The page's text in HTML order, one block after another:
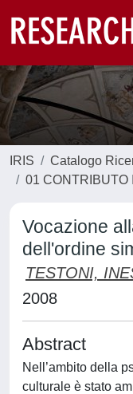
IRIS
Catalogo
01 CONTRIBUTO
Vocazione
dell'ordine
TESTONI,
2008
Abstract
Nell’ambito della
culturale è stato